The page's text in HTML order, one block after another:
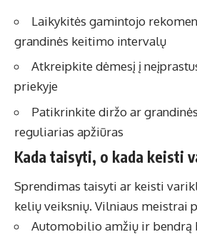
Laikykitės gamintojo
grandinės keitimo intervalų
Atkreipkite dėmesį į
priekyje
Patikrinkite diržo ar
reguliarias apžiūras
Kada taisyti, o kada keisti
Sprendimas taisyti ar keisti
kelių veiksnių. Vilniaus meistrai
Automobilio amžių ir bendrą